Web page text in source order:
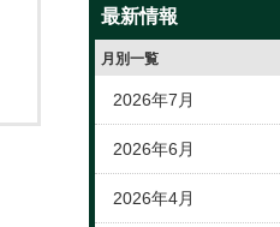
最新情報
月別一覧
2026年7月
2026年6月
2026年4月